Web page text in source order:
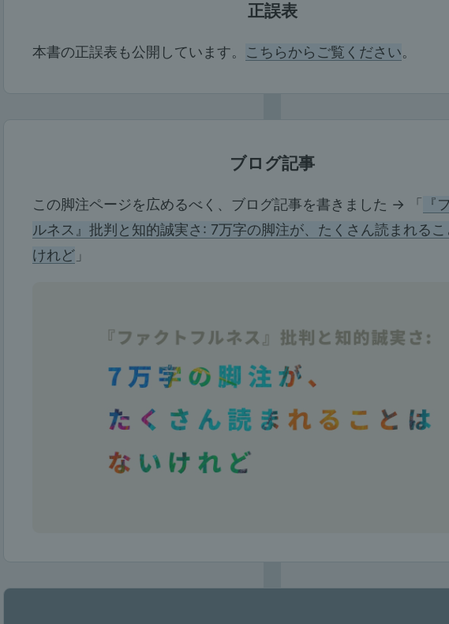
正誤表
本書の正誤表も公開しています。 こちらからご覧ください。
ブログ記事
この脚注ページを広めるべく、ブログ記事を書きました → 「
『
ルネス』批判と知的誠実さ: 7万字の脚注が、たくさん読まれる
けれど 」